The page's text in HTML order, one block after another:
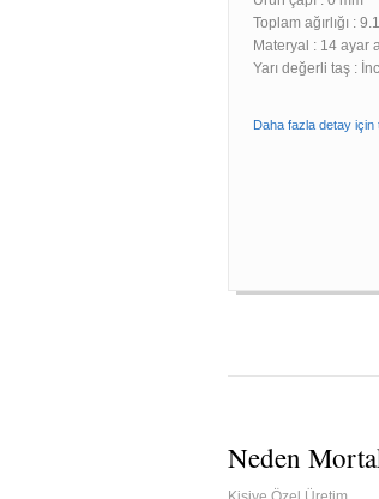
Toplam ağırlığı :
Materyal : 14 ayar
Yarı değerli taş :
Daha fazla detay için
Neden